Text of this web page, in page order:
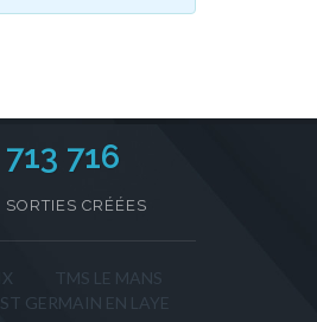
713 716
SORTIES CRÉÉES
TMS LE MANS
ST GERMAIN EN LAYE